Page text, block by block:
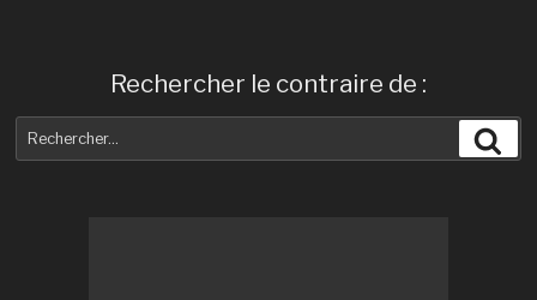
Rechercher le contraire de :
pour